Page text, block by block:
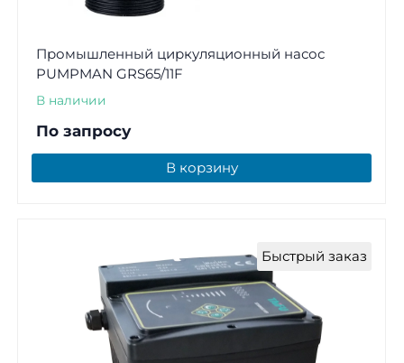
Промышленный циркуляционный насос
PUMPMAN GRS65/11F
В наличии
По запросу
В корзину
Быстрый заказ